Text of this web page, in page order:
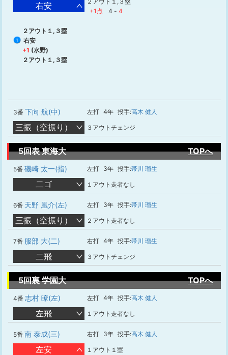
右安
+1点
4 - 4
２アウト１,３塁
1
右安
+1 (水野)
２アウト１,３塁
3番 下向 航(中) 左打 4年 投手:高木 健人
三振（空振り） ３アウトチェンジ
5回表 東海大 TOPへ
5番 磯崎 太一(指) 左打 3年 投手:帯川 瑠生
二ゴ １アウト走者なし
6番 天野 凰介(左) 左打 3年 投手:帯川 瑠生
三振（空振り） ２アウト走者なし
7番 服部 大(二) 右打 4年 投手:帯川 瑠生
二飛 ３アウトチェンジ
5回裏 学園大 TOPへ
4番 志村 瞭(左) 左打 4年 投手:高木 健人
左飛 １アウト走者なし
5番 南 泰成(三) 右打 3年 投手:高木 健人
左安 １アウト１塁